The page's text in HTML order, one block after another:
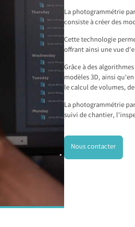
La photogrammétrie
consiste à créer des
Cette technologie
offrant ainsi une vue
Grâce à des
modèles 3D, ainsi
le calcul de volumes,
La photogrammétrie
suivi de chantier,
Nous contacter